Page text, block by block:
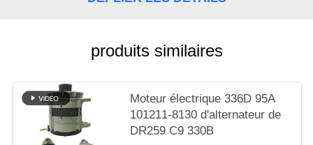
POLITIQUE
DE
CONFIDENTIALITÉ
produits similaires
Moteur électrique 336D 95A
101211-8130 d'alternateur de
DR259 C9 330B